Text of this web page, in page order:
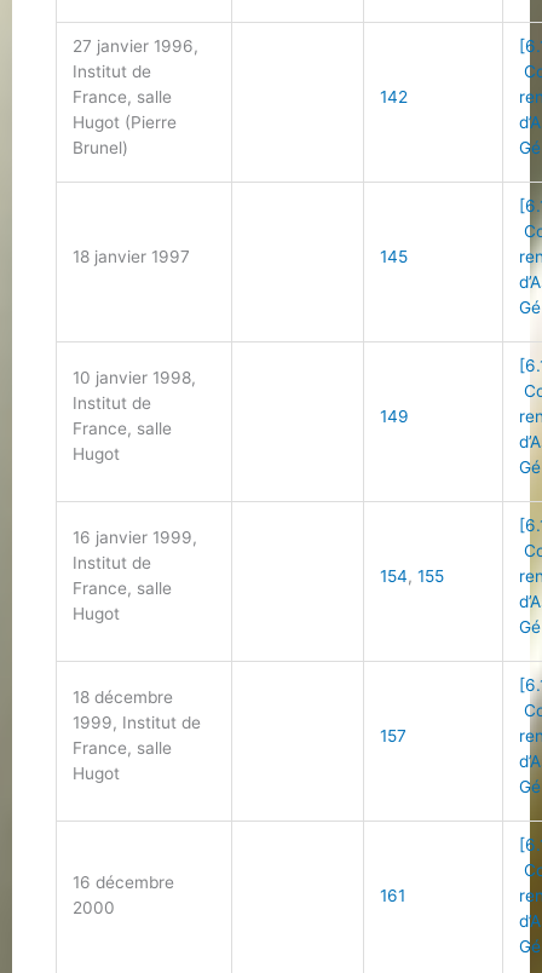
27 janvier 1996,
Institut de
France, salle
Hugot (Pierre
Brunel)
142
18 janvier 1997 145
10 janvier 1998,
Institut de
France, salle
Hugot
149
16 janvier 1999,
Institut de
France, salle
Hugot
154,155
18 décembre
1999, Institut de
France, salle
Hugot
157
16 décembre
2000
161